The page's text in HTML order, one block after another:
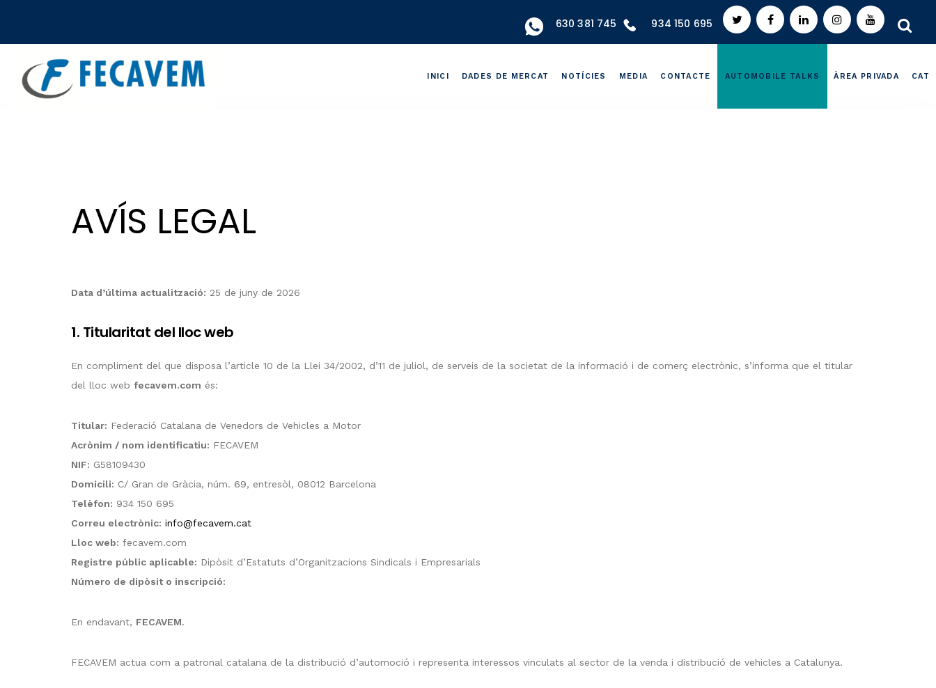
navigation
630 381 745 934 150 695
INICI DADES DE MERCAT NOTÍCIES MEDIA CONTACTE AUTOMOBILE TALKS ÀREA PRIVADA CAT
AVÍS LEGAL
Data d’última actualització: 25 de juny de 2026
1. Titularitat del lloc web
En compliment del que disposa l’article 10 de la Llei 34/2002, d’11 de juliol, de serveis de la societat de la informació i de comerç electrònic, s’informa que el titular
del lloc web fecavem.com és:
Titular: Federació Catalana de Venedors de Vehicles a Motor
Acrònim / nom identificatiu: FECAVEM
NIF: G58109430
Domicili: C/ Gran de Gràcia, núm. 69, entresòl, 08012 Barcelona
Telèfon: 934 150 695
Correu electrònic: info@fecavem.cat
Lloc web: fecavem.com
Registre públic aplicable: Dipòsit d’Estatuts d’Organitzacions Sindicals i Empresarials
Número de dipòsit o inscripció:
En endavant, FECAVEM.
FECAVEM actua com a patronal catalana de la distribució d’automoció i representa interessos vinculats al sector de la venda i distribució de vehicles a Catalunya.